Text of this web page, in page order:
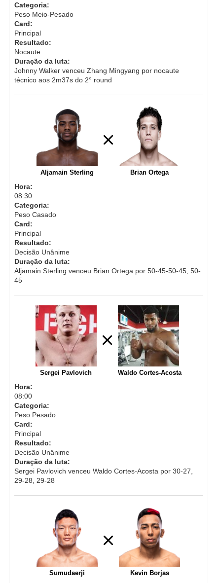
Categoria:
Peso Meio-Pesado
Card:
Principal
Resultado:
Nocaute
Duração da luta:
Johnny Walker venceu Zhang Mingyang por nocaute
técnico aos 2m37s do 2° round
Aljamain Sterling Brian Ortega
Hora:
08:30
Categoria:
Peso Casado
Card:
Principal
Resultado:
Decisão Unânime
Duração da luta:
Aljamain Sterling venceu Brian Ortega por 50-45-50-45, 50-
45
Sergei Pavlovich Waldo Cortes-Acosta
Hora:
08:00
Categoria:
Peso Pesado
Card:
Principal
Resultado:
Decisão Unânime
Duração da luta:
Sergei Pavlovich venceu Waldo Cortes-Acosta por 30-27,
29-28, 29-28
Sumudaerji Kevin Borjas